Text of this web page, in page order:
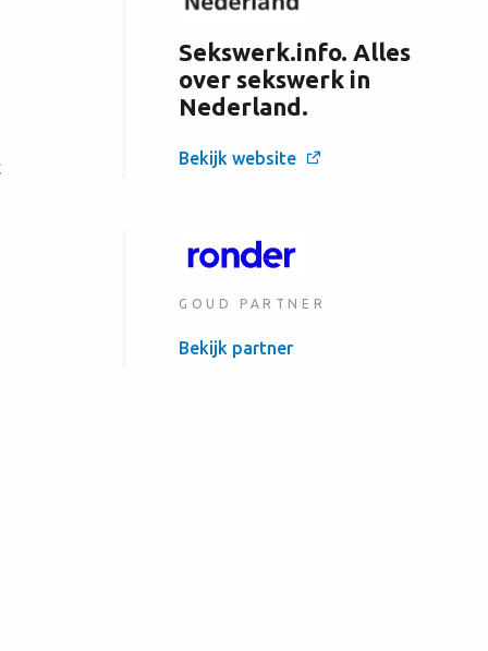
Sekswerk.info. Alles
over sekswerk in
Nederland.
Bekijk website
GOUD PARTNER
Bekijk partner